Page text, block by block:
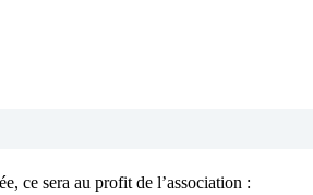
ce sera au profit de l’association :